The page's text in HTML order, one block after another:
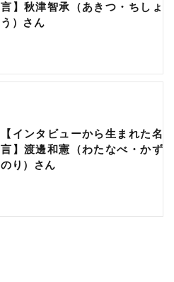
言】秋津智承（あきつ・ちしょ
う）さん
【インタビューから生まれた名
言】渡邊和憲（わたなべ・かず
のり）さん